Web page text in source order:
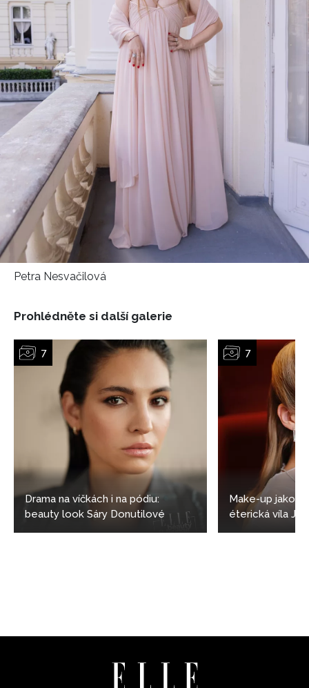
Petra Nesvačilová
Prohlédněte si další galerie
Drama na víčkách i na pódiu:
beauty look Sáry Donutilové
Make-up jako z
éterická víla